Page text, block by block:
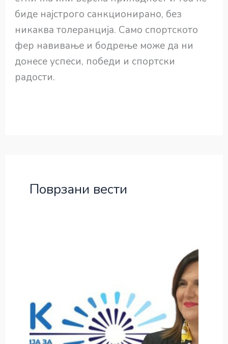
биде најстрого санкционирано, без
никаква толеранција. Само спортското
фер навивање и бодрење може да ни
донесе успеси, победи и спортски
радости.
Поврзани вести